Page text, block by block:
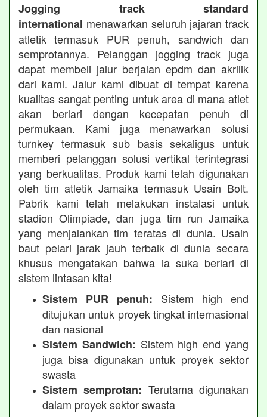
Jogging track standard
international menawarkan seluruh jajaran track
atletik termasuk PUR penuh, sandwich dan
semprotannya. Pelanggan jogging track juga
dapat membeli jalur berjalan epdm dan akrilik
dari kami. Jalur kami dibuat di tempat karena
kualitas sangat penting untuk area di mana atlet
akan berlari dengan kecepatan penuh di
permukaan. Kami juga menawarkan solusi
turnkey termasuk sub basis sekaligus untuk
memberi pelanggan solusi vertikal terintegrasi
yang berkualitas. Produk kami telah digunakan
oleh tim atletik Jamaika termasuk Usain Bolt.
Pabrik kami telah melakukan instalasi untuk
stadion Olimpiade, dan juga tim run Jamaika
yang menjalankan tim teratas di dunia. Usain
baut pelari jarak jauh terbaik di dunia secara
khusus mengatakan bahwa ia suka berlari di
sistem lintasan kita!
Sistem PUR penuh: Sistem high end
ditujukan untuk proyek tingkat internasional
dan nasional
Sistem Sandwich: Sistem high end yang
juga bisa digunakan untuk proyek sektor
swasta
Sistem semprotan: Terutama digunakan
dalam proyek sektor swasta